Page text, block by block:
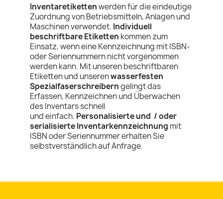
Inventaretikettenwerden für die eindeutige
Zuordnung von Betriebsmitteln, Anlagen und
Maschinen verwendet. Individuell
beschriftbare Etiketten kommen zum
Einsatz, wenn eine Kennzeichnung mit ISBN-
oder Seriennummern nicht vorgenommen
werden kann. Mit unseren beschriftbaren
Etiketten und unserenwasserfesten
Spezialfaserschreiberngelingt das
Erfassen, Kennzeichnen und Überwachen
des Inventars schnell
und einfach. Personalisierte und / oder
serialisierte Inventarkennzeichnung mit
ISBN oder Seriennummer erhalten Sie
selbstverständlich auf Anfrage.